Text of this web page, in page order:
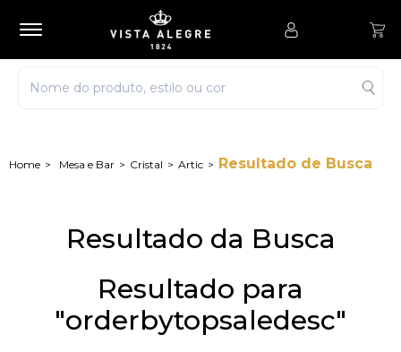
Mesa e Bar Cristal Artic Resultado de Busca
Resultado da Busca
Resultado para
"orderbytopsaledesc"